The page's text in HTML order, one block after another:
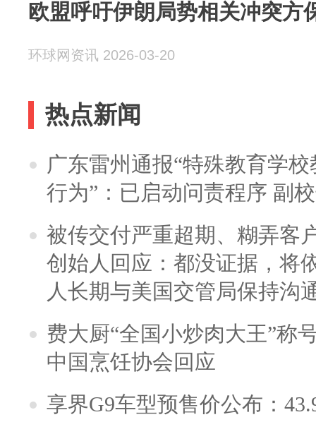
欧盟呼吁伊朗局势相关冲突方
环球网资讯 2026-03-20
热点新闻
广东雷州通报“特殊教育学
行为”：已启动问责程序 副
被传交付严重超期、糊弄客
创始人回应：都没证据，将
人长期与美国交管局保持沟
费大厨“全国小炒肉大王”称
中国烹饪协会回应
享界G9车型预售价公布：